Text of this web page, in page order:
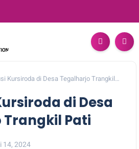
Kursiroda di Desa Tegalharjo Trangkil
di Desa
Pati
14, 2024